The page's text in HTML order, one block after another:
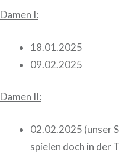
Damen I:
18.01.2025
09.02.2025
Damen II:
02.02.2025 (unser
spielen doch in